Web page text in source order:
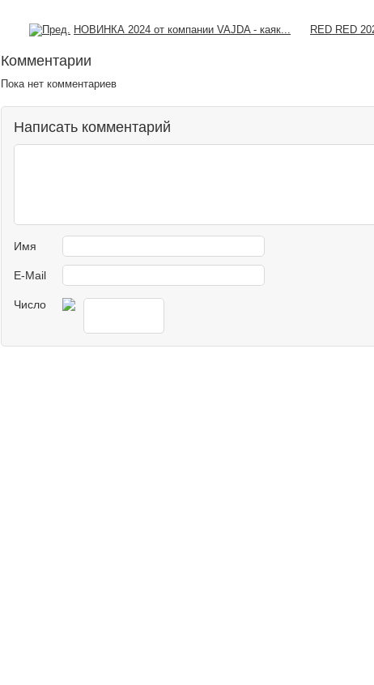
НОВИНКА 2024 от компании VAJDA - каяк... RED RED
Комментарии
Пока нет комментариев
Написать комментарий
Имя
E-Mail
Число